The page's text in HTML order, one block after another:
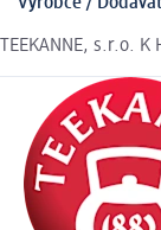
TEEKANNE, s.r.o. K